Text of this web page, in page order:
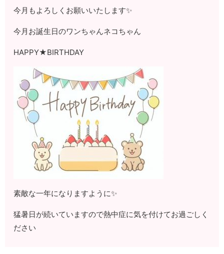
今月もよろしくお願いいたします✨
今月お誕生日のワンちゃんネコちゃん
HAPPY★BIRTHDAY
素敵な一年になりますように✨
猛暑日が続いていますので熱中症に気を付けてお過ごしく
ださい